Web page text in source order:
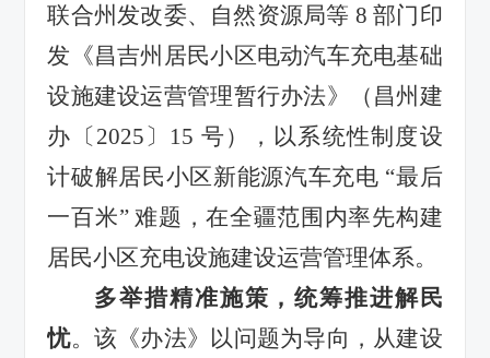
联合州发改委、自然资源局等 8 部门印
发《昌吉州居民小区电动汽车充电基础
设施建设运营管理暂行办法》（昌州建
办〔2025〕15 号），以系统性制度设
计破解居民小区新能源汽车充电 “最后
一百米” 难题，在全疆范围内率先构建
居民小区充电设施建设运营管理体系。
多举措精准施策，统筹推进解民
忧。 该《办法》以问题为导向，从建设